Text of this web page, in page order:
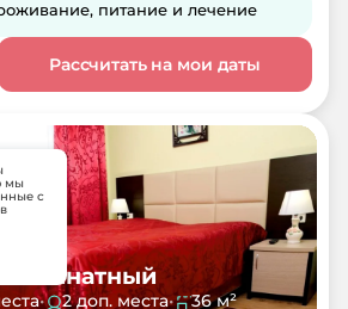
питание и лечение
Рассчитать на мои даты
комнатный
• 2 доп. места• 36 м²
мы
с